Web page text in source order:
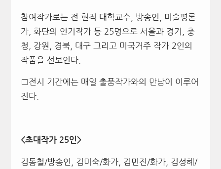
참여작가로는 전 현직 대학교수, 방송인, 미술평론
가, 화단의 인기작가 등 25명으로 서울과 경기, 충
청, 강원, 경북, 대구 그리고 미국거주 작가 2인의
작품을 선보인다.
□전시 기간에는 매일 출품작가와의 만남이 이루어
진다.
<초대작가 25인>
김동철/방송인, 김미숙/화가, 김민진/화가, 김성혜/